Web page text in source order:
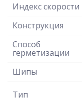
Индекс скорости
Конструкция
Способ
герметизации
Шипы
Тип